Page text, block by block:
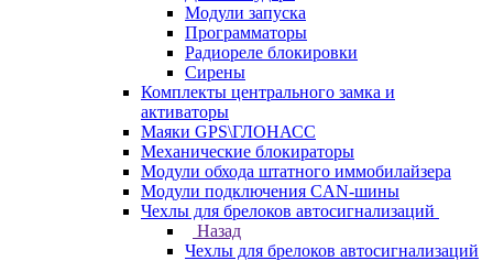
Модули запуска
Программаторы
Радиореле блокировки
Сирены
Комплекты центрального замка и
активаторы
Маяки GPS\ГЛОНАСС
Механические блокираторы
Модули обхода штатного иммобилайзера
Модули подключения CAN-шины
Чехлы для брелоков автосигнализаций
Назад
Чехлы для брелоков автосигнализаций